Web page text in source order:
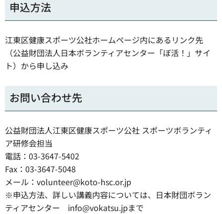
申込方法
江東区健康スポーツ公社ホームページ内にあるリンク先
（公益財団法人日本ボランティアセンター「ぼ活！」サイ
ト）から申し込み
お問い合わせ先
公益財団法人江東区健康スポーツ公社 スポーツボランティ
ア研修会担当
電話：03-3647-5402
Fax：03-3647-5048
メール：volunteer@koto-hsc.or.jp
※申込方法、詳しい講義内容については、日本財団ボラン
ティアセンター info@vokatsu.jpまで